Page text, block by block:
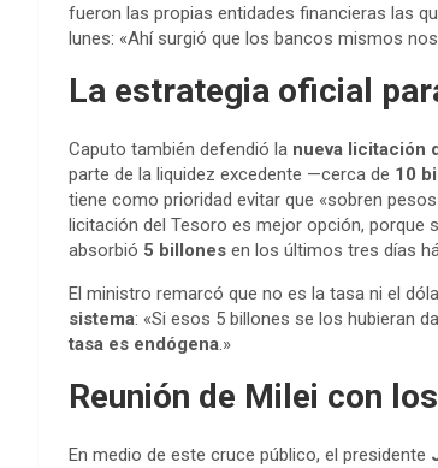
fueron las propias entidades financieras las
lunes: «Ahí surgió que los bancos mismos
La estrategia oficial
Caputo también defendió la nueva licitación
parte de la liquidez excedente —cerca de 10
tiene como prioridad evitar que «sobren
licitación del Tesoro es mejor opción, porque
absorbió 5 billones en los últimos tres días
El ministro remarcó que no es la tasa ni el
sistema: «Si esos 5 billones se los hubieran
tasa es endógena.»
Reunión de Milei con
En medio de este cruce público, el presidente